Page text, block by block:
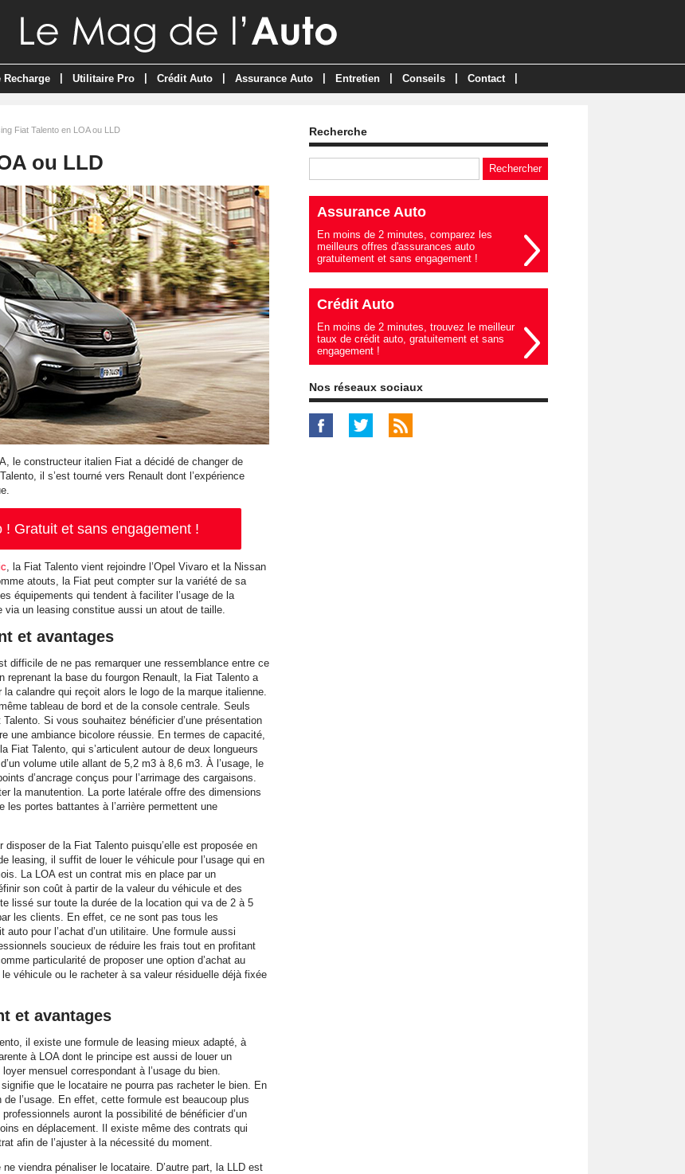
Recharge Utilitaire Pro Crédit Auto Assurance Auto Entretien Conseils Contact
Fiat Talento en LOA ou LLD
ou LLD
le constructeur italien Fiat a décidé de changer de
il s’est tourné vers Renault dont l’expérience
Gratuit et sans engagement !
, la Fiat Talento vient rejoindre l’Opel Vivaro et la Nissan
atouts, la Fiat peut compter sur la variété de sa
équipements qui tendent à faciliter l’usage de la
via un leasing constitue aussi un atout de taille.
et avantages
difficile de ne pas remarquer une ressemblance entre ce
la base du fourgon Renault, la Fiat Talento a
calandre qui reçoit alors le logo de la marque italienne.
tableau de bord et de la console centrale. Seuls
Si vous souhaitez bénéficier d’une présentation
une ambiance bicolore réussie. En termes de capacité,
Fiat Talento, qui s’articulent autour de deux longueurs
volume utile allant de 5,2 m3 à 8,6 m3. À l’usage, le
d’ancrage conçus pour l’arrimage des cargaisons.
la manutention. La porte latérale offre des dimensions
portes battantes à l’arrière permettent une
de la Fiat Talento puisqu’elle est proposée en
leasing, il suffit de louer le véhicule pour l’usage qui en
La LOA est un contrat mis en place par un
son coût à partir de la valeur du véhicule et des
lissé sur toute la durée de la location qui va de 2 à 5
les clients. En effet, ce ne sont pas tous les
pour l’achat d’un utilitaire. Une formule aussi
soucieux de réduire les frais tout en profitant
particularité de proposer une option d’achat au
véhicule ou le racheter à sa valeur résiduelle déjà fixée
et avantages
il existe une formule de leasing mieux adapté, à
à LOA dont le principe est aussi de louer un
mensuel correspondant à l’usage du bien.
que le locataire ne pourra pas racheter le bien. En
l’usage. En effet, cette formule est beaucoup plus
auront la possibilité de bénéficier d’un
en déplacement. Il existe même des contrats qui
afin de l’ajuster à la nécessité du moment.
viendra pénaliser le locataire. D’autre part, la LLD est
Recherche
Assurance Auto
En moins de 2 minutes, comparez les
meilleurs offres d'assurances auto
gratuitement et sans engagement !
Crédit Auto
En moins de 2 minutes, trouvez le meilleur
taux de crédit auto, gratuitement et sans
engagement !
Nos réseaux sociaux